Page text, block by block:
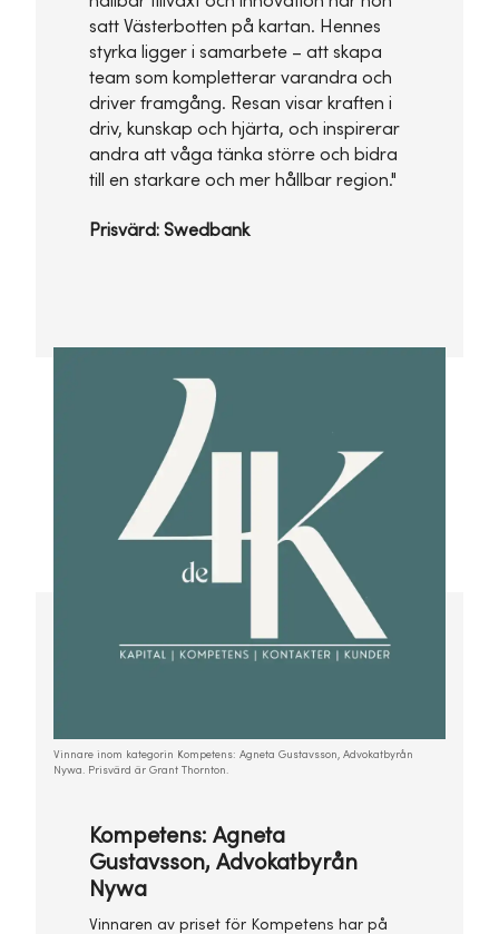
satt Västerbotten på kartan. Hennes
styrka ligger i samarbete – att skapa
team som kompletterar varandra och
driver framgång. Resan visar kraften i
driv, kunskap och hjärta, och inspirerar
andra att våga tänka större och bidra
till en starkare och mer hållbar region."
Prisvärd: Swedbank
Kompetens: Agneta
Gustavsson, Advokatbyrån
Nywa
Vinnaren av priset för Kompetens har på
Vinnare inom kategorin Kompetens: Agneta Gustavsson, Advokatbyrån
Nywa. Prisvärd är Grant Thornton.